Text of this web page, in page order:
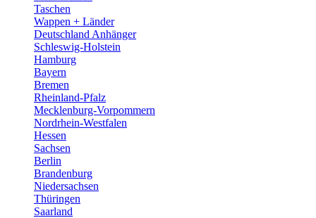
Taschen
Wappen + Länder
Deutschland Anhänger
Schleswig-Holstein
Hamburg
Bayern
Bremen
Rheinland-Pfalz
Mecklenburg-Vorpommern
Nordrhein-Westfalen
Hessen
Sachsen
Berlin
Brandenburg
Niedersachsen
Thüringen
Saarland